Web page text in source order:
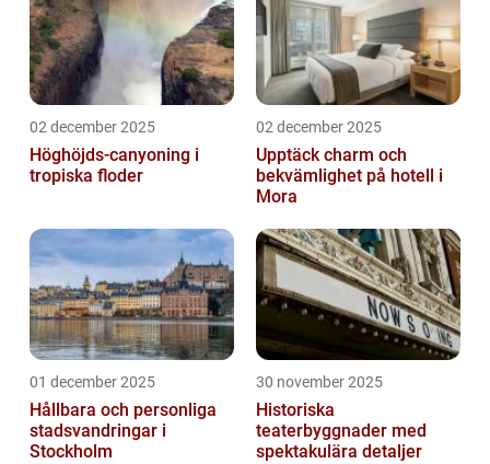
02 december 2025
Höghöjds-canyoning i
tropiska floder
02 december 2025
Upptäck charm och
bekvämlighet på hotell i
Mora
01 december 2025
Hållbara och personliga
stadsvandringar i
Stockholm
30 november 2025
Historiska
teaterbyggnader med
spektakulära detaljer